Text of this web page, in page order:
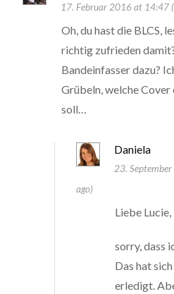
17. Februar 2016 at 14:47
Oh, du hast die BLCS,
richtig zufrieden
Bandeinfasser dazu?
Grübeln, welche Cover
soll…
Daniela
23.
ago)
Liebe Lucie,
sorry, dass
Das hat
erledigt.